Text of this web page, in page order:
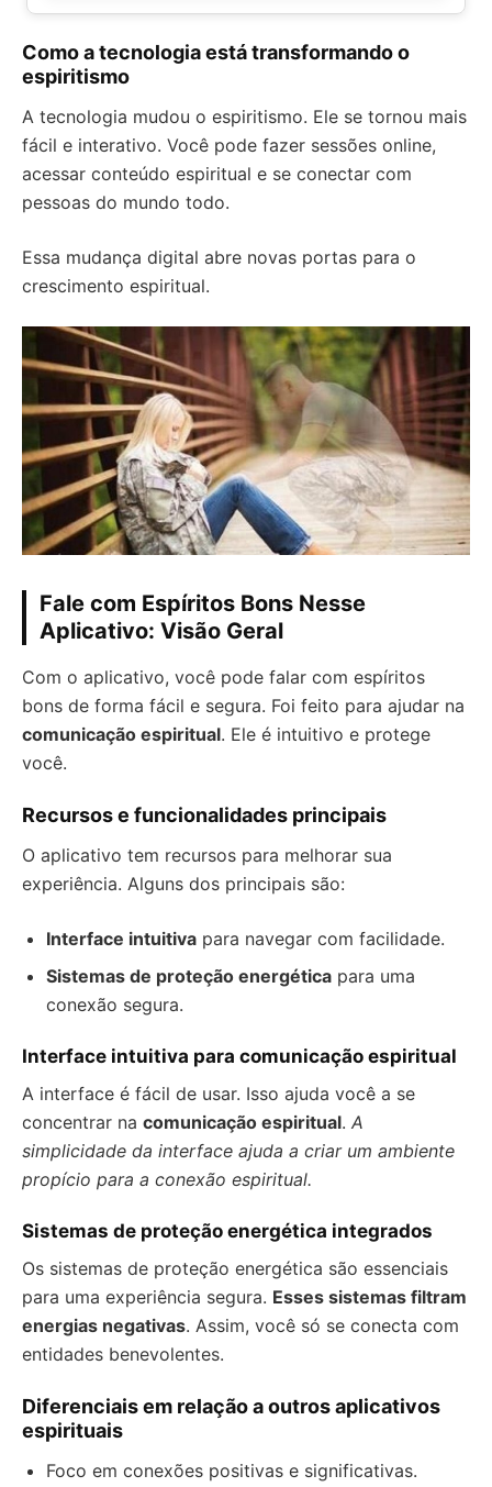
Como a tecnologia está transformando o
espiritismo
A tecnologia mudou o espiritismo. Ele se tornou mais
fácil e interativo. Você pode fazer sessões online,
acessar conteúdo espiritual e se conectar com
pessoas do mundo todo.
Essa mudança digital abre novas portas para o
crescimento espiritual.
Fale com Espíritos Bons Nesse
Aplicativo: Visão Geral
Com o aplicativo, você pode falar com espíritos
bons de forma fácil e segura. Foi feito para ajudar na
comunicação espiritual. Ele é intuitivo e protege
você.
Recursos e funcionalidades principais
O aplicativo tem recursos para melhorar sua
experiência. Alguns dos principais são:
Interface intuitiva para navegar com facilidade.
Sistemas de proteção energética para uma
conexão segura.
Interface intuitiva para comunicação espiritual
A interface é fácil de usar. Isso ajuda você a se
concentrar na comunicação espiritual. A
simplicidade da interface ajuda a criar um ambiente
propício para a conexão espiritual.
Sistemas de proteção energética integrados
Os sistemas de proteção energética são essenciais
para uma experiência segura. Esses sistemas filtram
energias negativas. Assim, você só se conecta com
entidades benevolentes.
Diferenciais em relação a outros aplicativos
espirituais
Foco em conexões positivas e significativas.